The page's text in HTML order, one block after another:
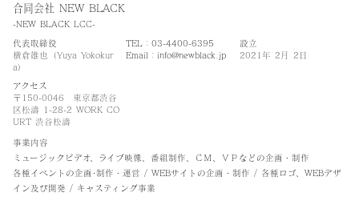
合同会社 NEW BLACK
-NEW BLACK LCC-
代表取締役
横倉雄也（Yuya Yokokur
a）
TEL：03-4400-6395
Email：info@newblack.jp
設立
2021年 2月 2日
アクセス
〒150-0046 東京都渋谷
区松濤 1-28-2 WORK CO
URT 渋谷松濤
事業内容
ミュージックビデオ、ライブ映像、番組制作、ＣＭ、ＶＰなどの企画・制作
各種イベントの企画･制作・運営 / WEBサイトの企画・制作 / 各種ロゴ、WEBデザ
イン及び開発 / キャスティング事業